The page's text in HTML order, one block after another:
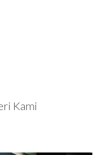
Kami